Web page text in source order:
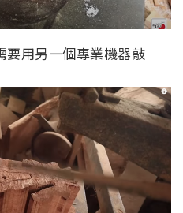
要用另一個專業機器敲